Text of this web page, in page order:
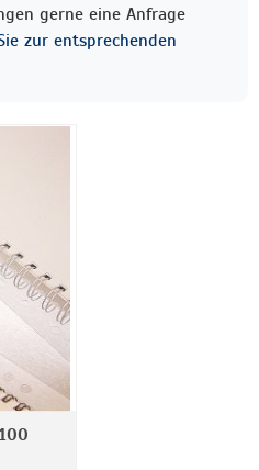
gerne eine Anfrage
zur entsprechenden